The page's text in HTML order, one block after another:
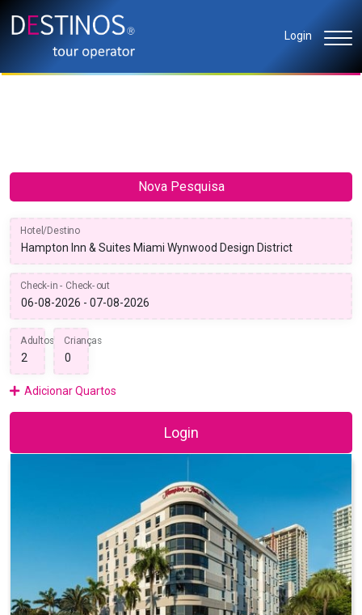
Login
Nova Pesquisa
Hotel/Destino
Check-in - Check-out
Adultos Crianças
Adicionar Quartos
Login